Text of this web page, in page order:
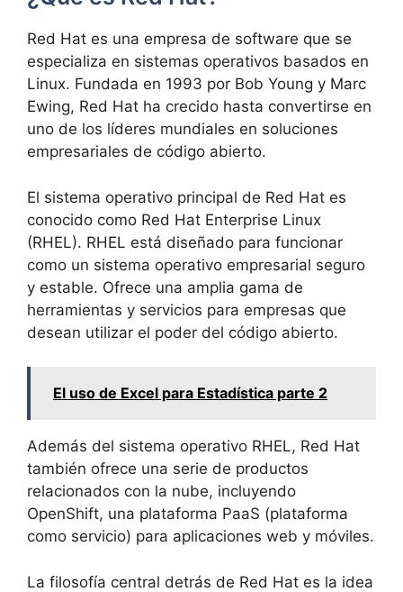
Red Hat es una empresa de software que se
especializa en sistemas operativos basados en
Linux. Fundada en 1993 por Bob Young y Marc
Ewing, Red Hat ha crecido hasta convertirse en
uno de los líderes mundiales en soluciones
empresariales de código abierto.
El sistema operativo principal de Red Hat es
conocido como Red Hat Enterprise Linux
(RHEL). RHEL está diseñado para funcionar
como un sistema operativo empresarial seguro
y estable. Ofrece una amplia gama de
herramientas y servicios para empresas que
desean utilizar el poder del código abierto.
El uso de Excel para Estadística parte 2
Además del sistema operativo RHEL, Red Hat
también ofrece una serie de productos
relacionados con la nube, incluyendo
OpenShift, una plataforma PaaS (plataforma
como servicio) para aplicaciones web y móviles.
La filosofía central detrás de Red Hat es la idea